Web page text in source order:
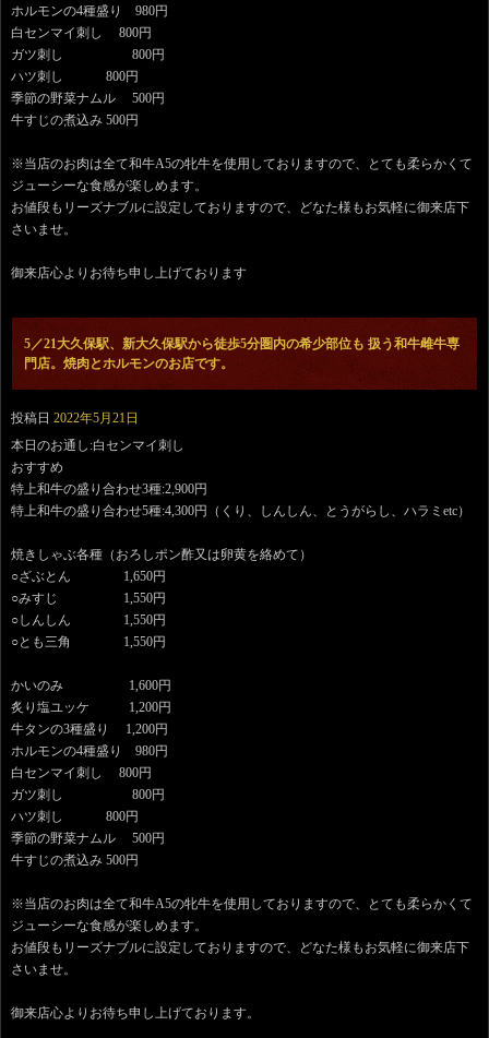
ホルモンの4種盛り 980円
白センマイ刺し 800円
ガツ刺し 800円
ハツ刺し 800円
季節の野菜ナムル 500円
牛すじの煮込み 500円
※当店のお肉は全て和牛A5の牝牛を使用しておりますので、とても柔らかくて
ジューシーな食感が楽しめます。
お値段もリーズナブルに設定しておりますので、どなた様もお気軽に御来店下
さいませ。
御来店心よりお待ち申し上げております
5／21大久保駅、新大久保駅から徒歩5分圏内の希少部位も 扱う和牛雌牛専
門店。焼肉とホルモンのお店です。
投稿日 2022年5月21日
本日のお通し:白センマイ刺し
おすすめ
特上和牛の盛り合わせ3種:2,900円
特上和牛の盛り合わせ5種:4,300円（くり、しんしん、とうがらし、ハラミetc）
焼きしゃぶ各種（おろしポン酢又は卵黄を絡めて）
○ざぶとん 1,650円
○みすじ 1,550円
○しんしん 1,550円
○とも三角 1,550円
かいのみ 1,600円
炙り塩ユッケ 1,200円
牛タンの3種盛り 1,200円
ホルモンの4種盛り 980円
白センマイ刺し 800円
ガツ刺し 800円
ハツ刺し 800円
季節の野菜ナムル 500円
牛すじの煮込み 500円
※当店のお肉は全て和牛A5の牝牛を使用しておりますので、とても柔らかくて
ジューシーな食感が楽しめます。
お値段もリーズナブルに設定しておりますので、どなた様もお気軽に御来店下
さいませ。
御来店心よりお待ち申し上げております。